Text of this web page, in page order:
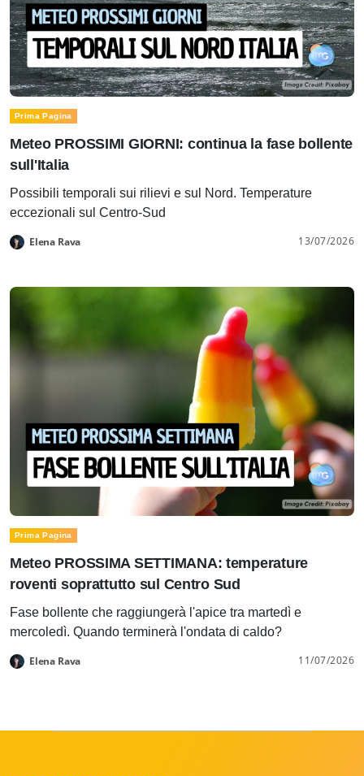
Prima Pagina
Meteo PROSSIMI GIORNI: continua la fase bollente
sull'Italia
Possibili temporali sui rilievi e sul Nord. Temperature
eccezionali sul Centro-Sud
Elena Rava 13/07/2026
Prima Pagina
Meteo PROSSIMA SETTIMANA: temperature
roventi soprattutto sul Centro Sud
Fase bollente che raggiungerà l'apice tra martedì e
mercoledì. Quando terminerà l'ondata di caldo?
Elena Rava 11/07/2026